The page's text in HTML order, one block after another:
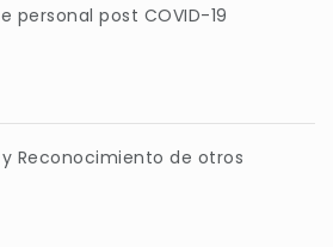
personal post COVID-19
Reconocimiento de otros